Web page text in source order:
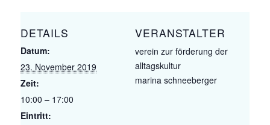
DETAILS
Datum:
23. November 2019
Zeit:
10:00 – 17:00
Eintritt:
VERANSTALTER
verein zur förderung der
alltagskultur
marina schneeberger